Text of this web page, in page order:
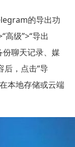
的导出功
高级”>“导出
聊天记录、媒
后，点击“导
本地存储或云端